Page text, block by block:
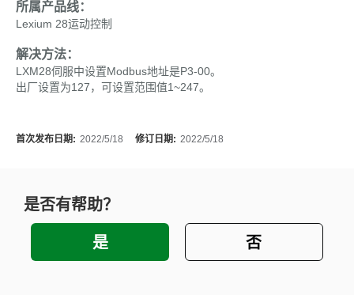
所属产品线：
Lexium 28运动控制
解决方法：
LXM28伺服中设置Modbus地址是P3-00。
出厂设置为127，可设置范围值1~247。
首次发布日期: 2022/5/18 修订日期: 2022/5/18
是否有帮助？